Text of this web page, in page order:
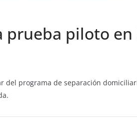
prueba piloto en
del programa de separación